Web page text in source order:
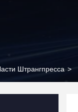
Штрангпресса >